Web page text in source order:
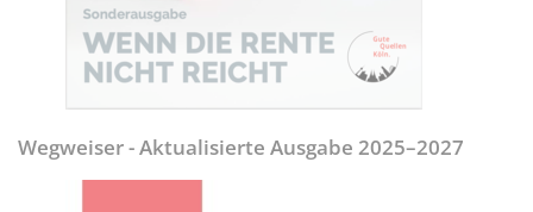
Wegweiser - Aktualisierte Ausgabe 2025–2027